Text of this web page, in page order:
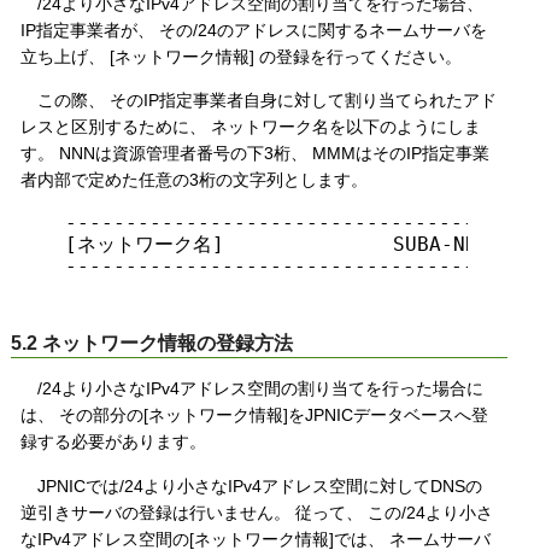
IP指定事業者が、 その/24のアドレスに関するネームサーバを
立ち上げ、 [ネットワーク情報] の登録を行ってください。
この際、 そのIP指定事業者自身に対して割り当てられたアド
レスと区別するために、 ネットワーク名を以下のようにしま
す。 NNNは資源管理者番号の下3桁、 MMMはそのIP指定事業
者内部で定めた任意の3桁の文字列とします。
  [ネットワーク名]              SUBA-NNN-MMM
5.2 ネットワーク情報の登録方法
/24より小さなIPv4アドレス空間の割り当てを行った場合に
は、 その部分の[ネットワーク情報]をJPNICデータベースへ登
録する必要があります。
JPNICでは/24より小さなIPv4アドレス空間に対してDNSの
逆引きサーバの登録は行いません。 従って、 この/24より小さ
なIPv4アドレス空間の[ネットワーク情報]では、 ネームサーバ